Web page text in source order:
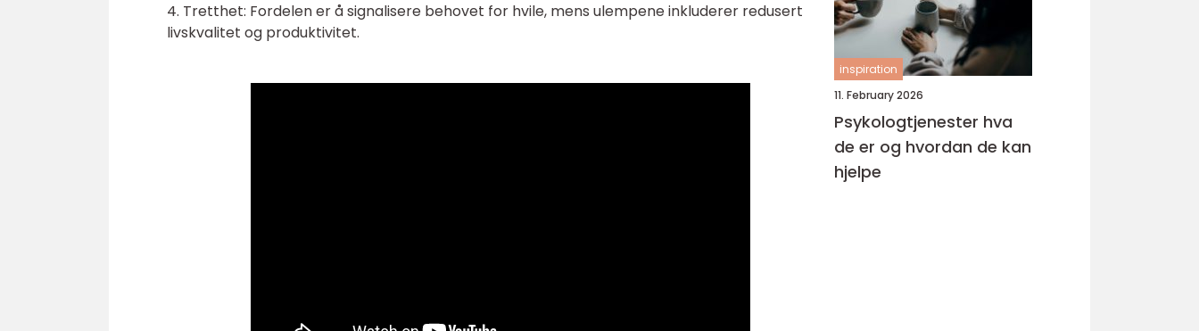
4. Tretthet: Fordelen er å signalisere behovet for hvile, mens ulempene inkluderer redusert
livskvalitet og produktivitet.
inspiration
11. February 2026
Psykologtjenester hva
de er og hvordan de kan
hjelpe